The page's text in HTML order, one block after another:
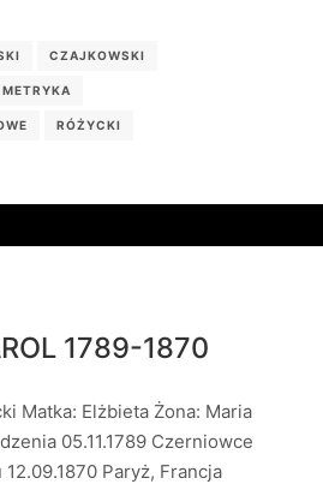
CZAJKOWSKI
METRYKA
RÓŻYCKI
1789-1870
Matka: Elżbieta Żona: Maria
05.11.1789 Czerniowce
Paryż, Francja